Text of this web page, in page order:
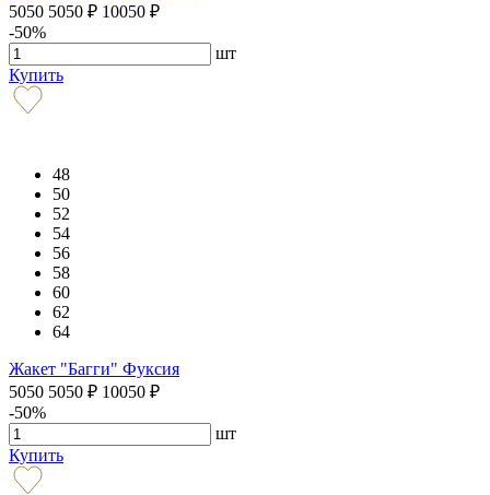
5050 5050 ₽ 10050 ₽
-50%
шт
Купить
48
50
52
54
56
58
60
62
64
Жакет "Багги" Фуксия
5050 5050 ₽ 10050 ₽
-50%
шт
Купить